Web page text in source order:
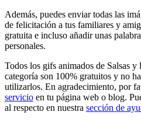
Además, puedes enviar todas las
de felicitación a tus familiares y
gratuita e incluso añadir unas
personales.
Todos los gifs animados de Salsas y
categoría son 100% gratuitos y no
utilizarlos. En agradecimiento, por
servicio en tu página web o blog.
al respecto en nuestra sección de